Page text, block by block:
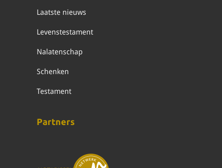
Laatste nieuws
Levenstestament
Nalatenschap
Schenken
Testament
Partners